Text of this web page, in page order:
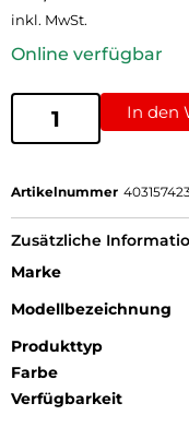
inkl. MwSt.
Online verfügbar
In den
Artikelnummer
Zusätzliche
Marke
Modellbezeichnung
Produkttyp
Farbe
Verfügbarkeit